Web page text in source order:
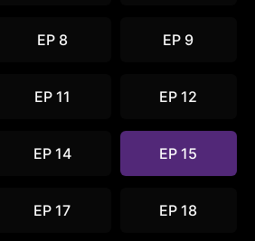
EP 8 EP 9
EP 11 EP 12
EP 14 EP 15
EP 17 EP 18